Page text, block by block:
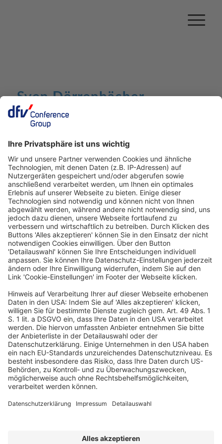
Sven Dörrenbächer
KI Berater und Autor
Management-Buchs „EMBRAICE – Der KI-
Ratgeber für Führungskräfte“. Als ehemaliger
Digital-Chef bei Mercedes-Benz, GF bei Jung
von Matt und Mitgründer sowie CEO von
antoni kennt er beide Seiten der
Transformation: Corporate und Agentur.
EIN BUSINESS-EVENT VON